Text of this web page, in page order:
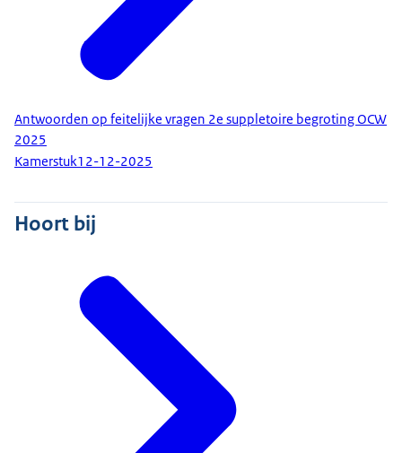
Antwoorden op feitelijke vragen 2e suppletoire begroting OCW
2025
Kamerstuk12-12-2025
Hoort bij